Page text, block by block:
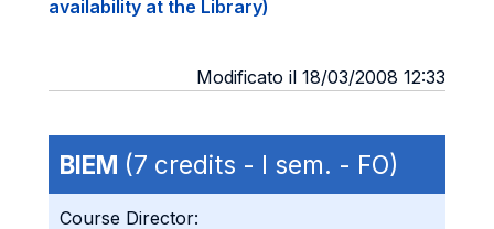
availability at the Library)
Modificato il 18/03/2008 12:33
BIEM (7 credits - I sem. - FO)
Course Director: